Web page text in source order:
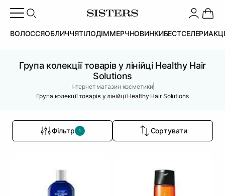
ВОЛОССЯОБЛИЧЧЯТІЛОДІММЕРЧНОВИНКИБЕСТСЕЛЕРИ
Група колекції товарів у лінійці Healthy Hair
Solutions
Інтернет магазин косметики|
Група колекції товарів у лінійці Healthy Hair Solutions
Фільтр 1 Сортувати